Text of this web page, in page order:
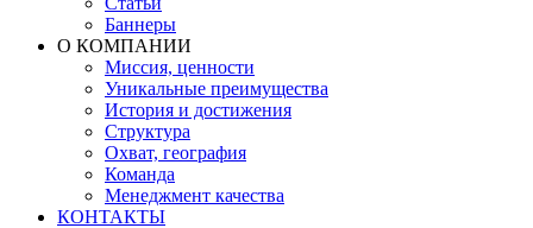
Баннеры
О КОМПАНИИ
Миссия, ценности
Уникальные преимущества
История и достижения
Структура
Охват, география
Команда
Менеджмент качества
КОНТАКТЫ